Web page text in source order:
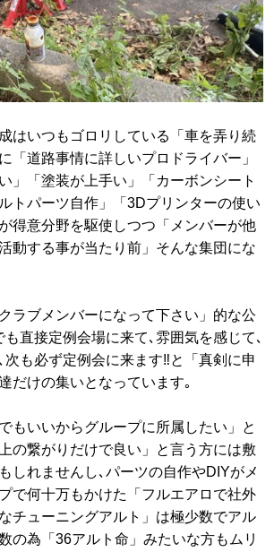
はいつもゴロリしている「車を弄り続
「道路事情に詳しいプロドライバー」
」「塗装が上手い」「カーボンシート
トパーツ自作」「3Dプリンターの使い
得意分野を駆使しつつ「メンバーが他
動する事が当たり前」そんな集団にな
ラブメンバーになって下さい」的な公
直接定例会場に来て､雰囲気を感じて､
も必ず定例会に来ます‼︎と「真剣に申
だけの集いとなっています｡
もいいからグループに所属したい」と
の繋がりだけで良い」と言う方には敷
しれませんし､パーツの自作やDIYがメ
で何十万もかけた「フルエアロで社外
チューニングアルト」は極少数でアル
の為「36アルト命」みたいな方もムリ